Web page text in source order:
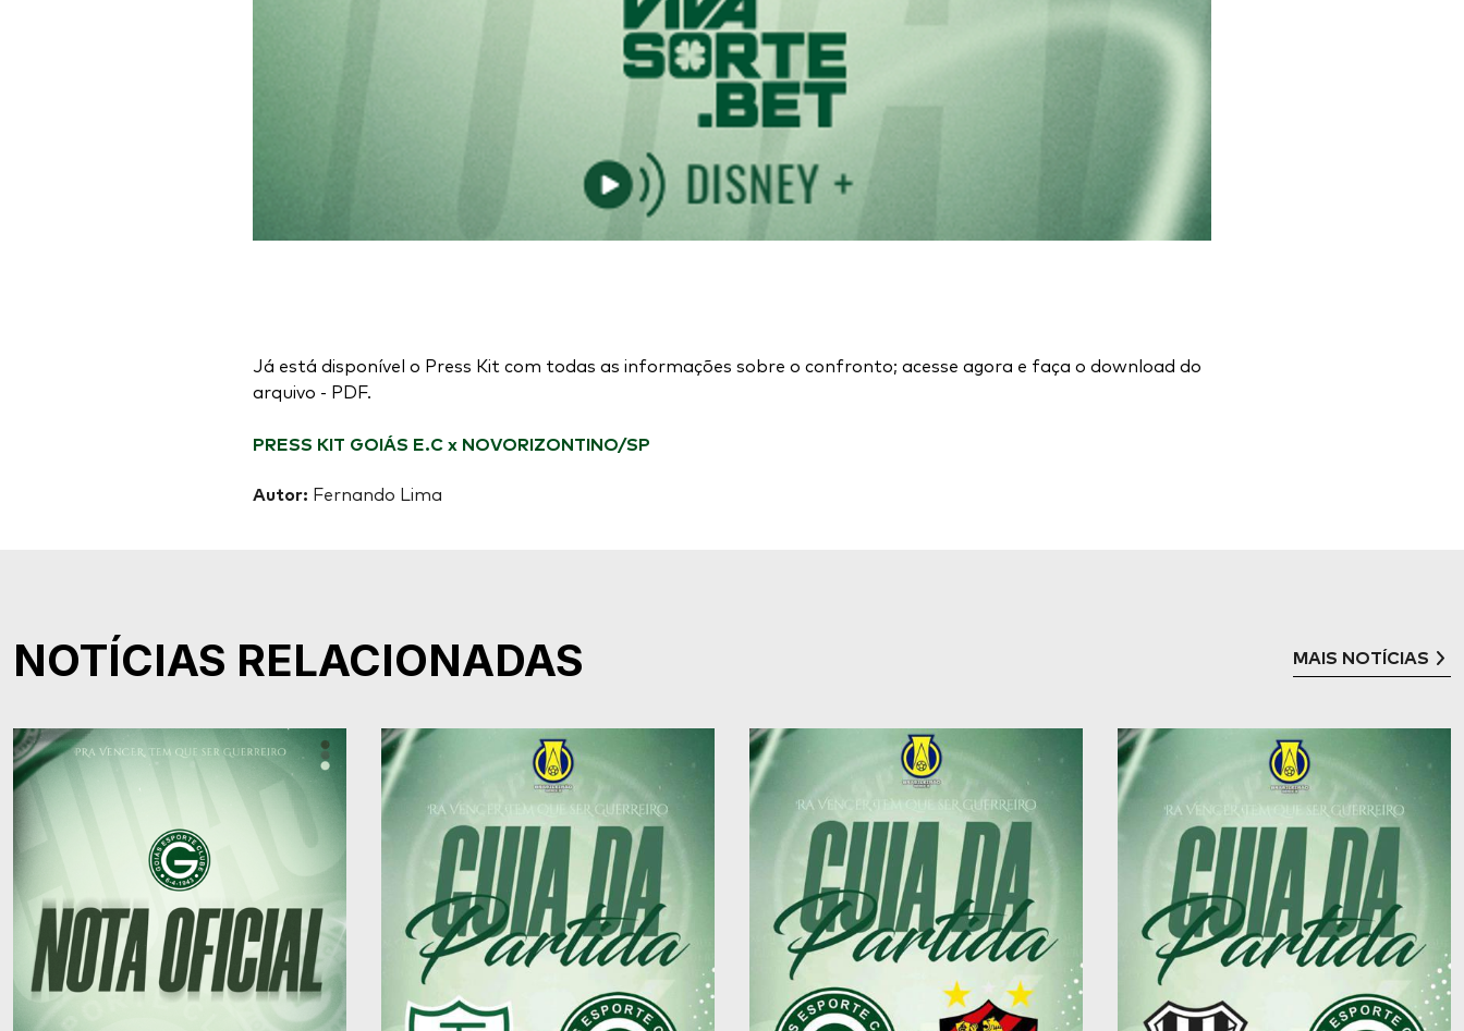
Já está disponível o Press Kit com todas as informações sobre o confronto; acesse agora e faça o download do
arquivo - PDF.
PRESS KIT GOIÁS E.C x NOVORIZONTINO/SP
Autor: Fernando Lima
NOTÍCIAS RELACIONADAS MAIS NOTÍCIAS